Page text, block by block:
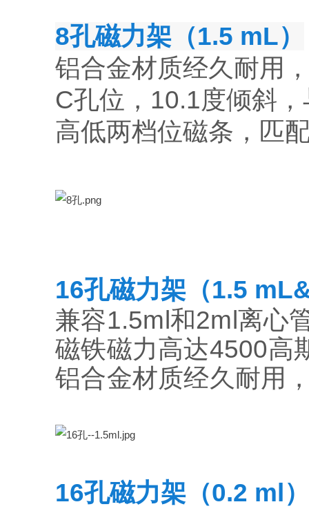
8孔磁力架（1.5 mL）
铝合金材质经久耐用
C孔位，10.1度倾斜
高低两档位磁条，匹
16孔磁力架（1.5
兼容1.5ml和2ml离心
磁铁磁力高达4500高
铝合金材质经久耐用
16孔磁力架（0.2 ml）